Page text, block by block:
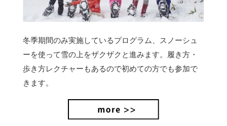
冬季期間のみ実施しているプログラム、スノーシュ
ーを使って雪の上をザクザクと進みます。
履き方・
歩き方レクチャーもあるので初めての方でも参加で
きます。